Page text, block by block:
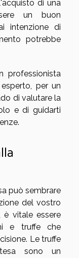
di una
un buon
intenzione di
potrebbe
professionista
per un
di valutare la
e di guidarti
può sembrare
del vostro
è vitale essere
e truffe che
Le truffe
sono un